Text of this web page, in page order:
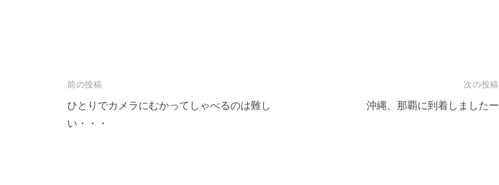
前の投稿
ひとりでカメラにむかってしゃべるのは難し
い・・・
次の投稿
沖縄、那覇に到着しましたー